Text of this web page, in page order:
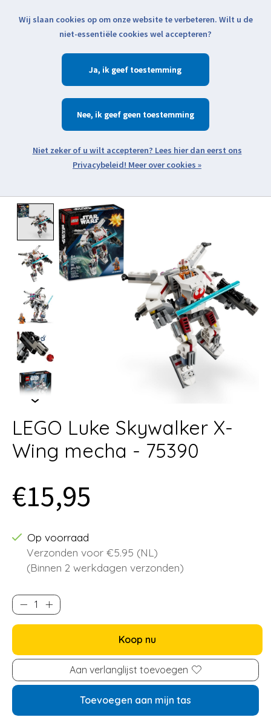
Klik voor actuele verzendinformatie...
Verlanglijst
Zoeken
Open webshop menu
Product image slideshow Items
LEGO Luke Skywalker X-
Wing mecha - 75390
€15,95
Op voorraad
Verzonden voor €5.95 (NL)
(Binnen 2 werkdagen verzonden)
Koop nu
Aan verlanglijst toevoegen
Toevoegen aan mijn tas
Wij slaan cookies op om onze website te verbeteren. Wilt u de
niet-essentiële cookies wel accepteren?
Ja
Nee
Meer over cookies »